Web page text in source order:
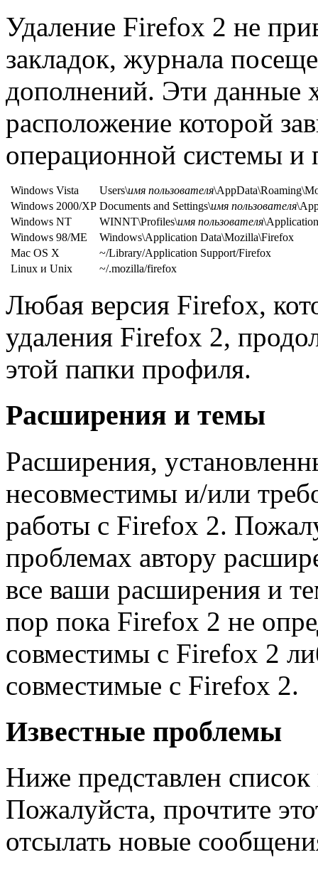
Удаление Firefox 2 не
закладок, журнала
дополнений. Эти данные
расположение которой
операционной системы и
Windows Vista Users\имя пользователя
Windows 2000/XP Documents and Settings\имя пользователя
Windows NT
WINNT\Profiles\имя пользователя
Windows 98/ME
Windows\Application Data\Mozilla\Firefox
Mac OS X
~/Library/Application Support/Firefox
Linux и Unix
~/.mozilla/firefox
Любая версия Firefox,
удаления Firefox 2,
этой папки профиля.
Расширения и темы
Расширения,
несовместимы и/или
работы с Firefox 2.
проблемах автору
все ваши расширения и
пор пока Firefox 2 не
совместимы с Firefox 2
совместимые с Firefox 2.
Известные проблемы
Ниже представлен
Пожалуйста, прочтите
отсылать новые